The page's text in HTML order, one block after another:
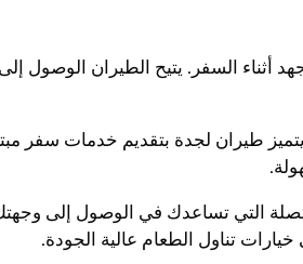
أثناء السفر. يتيح الطيران الوصول
طيران لجدة بتقديم خدمات سفر
التي تساعدك في الوصول إلى
تناول الطعام عالية الجودة.